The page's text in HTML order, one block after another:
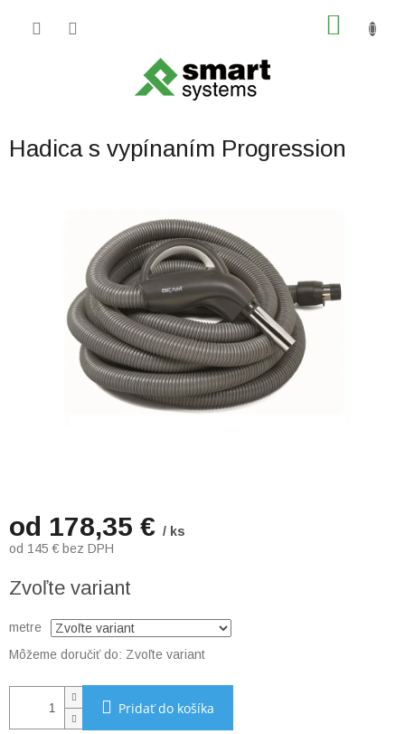
Hadica s vypínaním Progression
od 178,35 € / ks
od 145 € bez DPH
cena:
Zvoľte variant
metre
Môžeme doručiť do: Zvoľte variant
Pridať do košíka